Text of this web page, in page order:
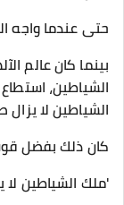
حتى عندما واجه
بينما كان عالم
الشياطين،
الشياطين لا يزال
كان ذلك بفضل
'ملك الشياطين